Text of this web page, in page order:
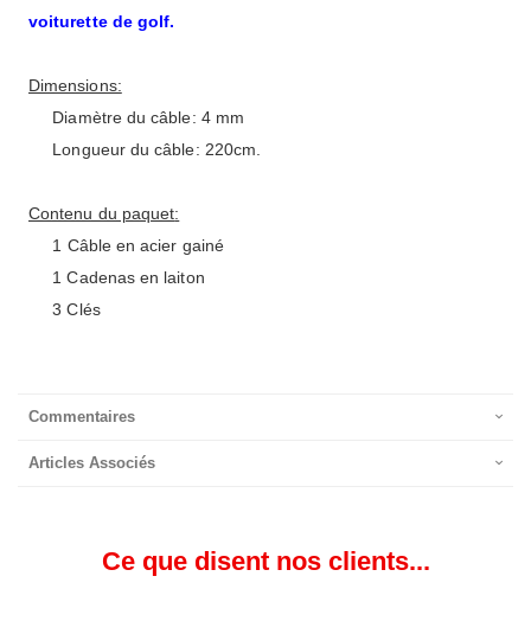
voiturette de golf.
Dimensions:
Diamètre du câble: 4 mm
Longueur du câble: 220cm
Contenu du paquet:
1 Câble en acier gainé
1 Cadenasen laiton
3 Clés
Commentaires
Articles Associés
Ce que disent nos clients...